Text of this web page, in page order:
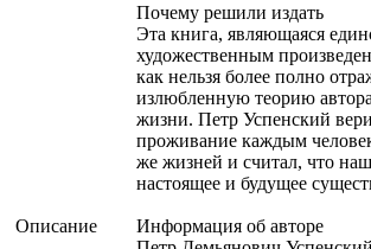
Описание
Почему решили издать
Эта книга, являющаяся
художественным
как нельзя более полно
излюбленную теорию
жизни. Петр Успенский
проживание каждым
же жизней и считал, что
настоящее и будущее
Информация об авторе